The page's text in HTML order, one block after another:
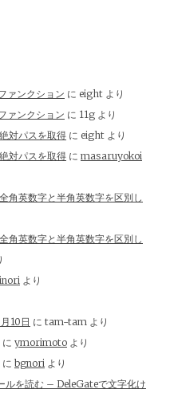
ァンクション に eight より
ァンクション に 11g より
対パスを取得 に eight より
対パスを取得 に masaruyokoi
角英数字と半角英数字を区別し
角英数字と半角英数字を区別し
より
10日 に tam-tam より
に ymorimoto より
に bgnori より
を読む – DeleGateで文字化け